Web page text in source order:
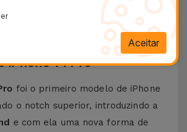
24H
iPhone 14 Pro
foi o primeiro modelo de iPhone
o notch superior, introduzindo a
e com ela uma nova forma de
Aceitar